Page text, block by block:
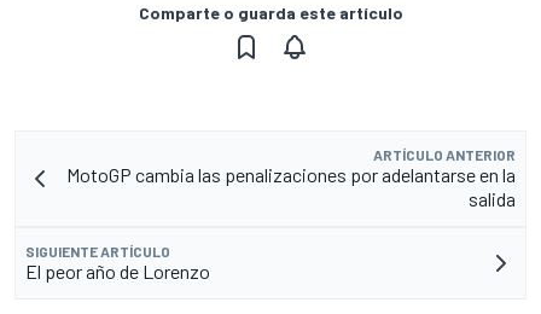
Comparte o guarda este artículo
ARTÍCULO ANTERIOR
MotoGP cambia las penalizaciones por adelantarse en la
salida
SIGUIENTE ARTÍCULO
El peor año de Lorenzo